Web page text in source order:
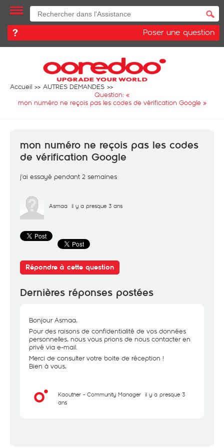
Poser une question
Accueil
AUTRES DEMANDES
Question: «
mon numéro ne reçois pas les codes de vérification Google »
mon numéro ne reçois pas les codes
de vérification Google
j'ai essayé pendant 2 semaines
Asmaa il y a presque 3 ans
Répondre à cette question
Dernières réponses postées
Bonjour Asmaa,
Pour des raisons de confidentialité de vos données
personnelles, nous vous prions de nous contacter en
privé via e-mail.
Merci de consulter votre boite de réception !
Bien à vous,
Kaouther - Community Manager il y a presque 3
ans